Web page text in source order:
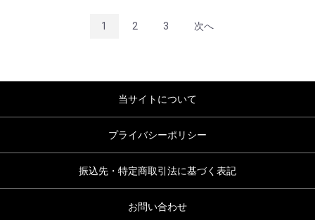
1 2 3 次へ
当サイトについて
プライバシーポリシー
振込先・特定商取引法に基づく表記
お問い合わせ